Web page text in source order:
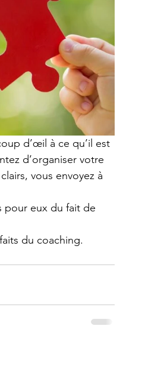
d’œil à ce qu’il est
d’organiser votre
vous envoyez à
pour eux du fait de
du coaching.